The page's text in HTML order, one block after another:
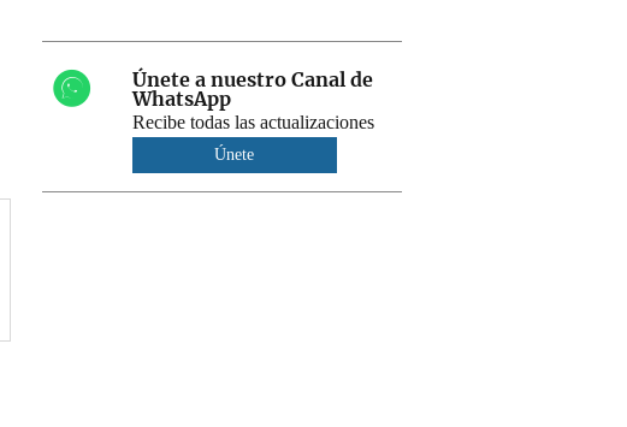
Únete a nuestro Canal de
WhatsApp
Recibe todas las actualizaciones
Únete